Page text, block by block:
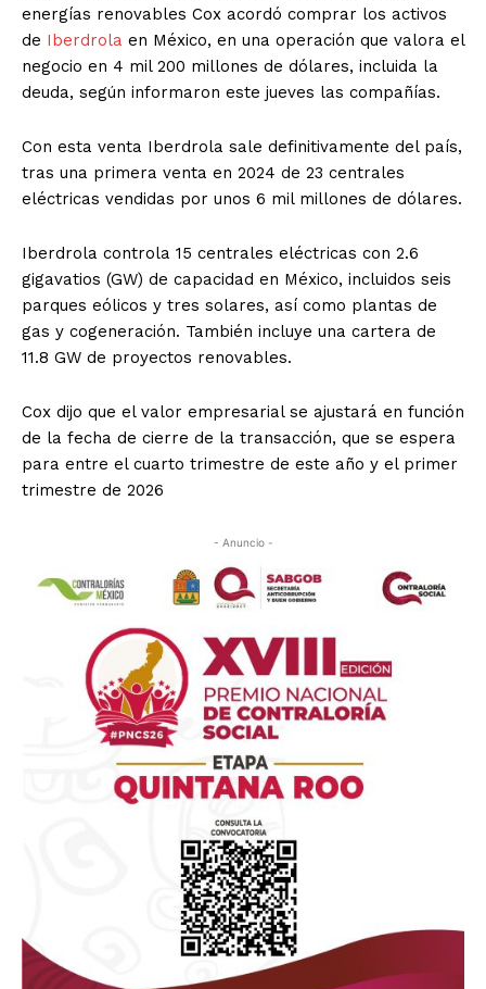
energías renovables Cox acordó comprar los activos
de Iberdrola en México, en una operación que valora el
negocio en 4 mil 200 millones de dólares, incluida la
deuda, según informaron este jueves las compañías.
Con esta venta Iberdrola sale definitivamente del país,
tras una primera venta en 2024 de 23 centrales
eléctricas vendidas por unos 6 mil millones de dólares.
Iberdrola controla 15 centrales eléctricas con 2.6
gigavatios (GW) de capacidad en México, incluidos seis
parques eólicos y tres solares, así como plantas de
gas y cogeneración. También incluye una cartera de
11.8 GW de proyectos renovables.
Cox dijo que el valor empresarial se ajustará en función
de la fecha de cierre de la transacción, que se espera
para entre el cuarto trimestre de este año y el primer
trimestre de 2026
- Anuncio -